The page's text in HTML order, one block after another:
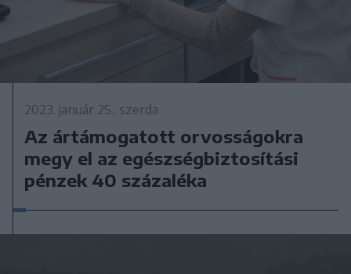
2023. január 25., szerda
Az ártámogatott orvosságokra
megy el az egészségbiztosítási
pénzek 40 százaléka